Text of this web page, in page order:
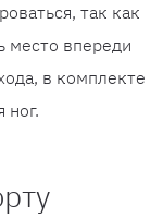
так как
место впереди
в комплекте
ног.